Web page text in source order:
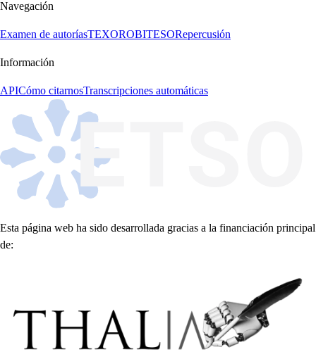
Navegación
Examen de autoríasTEXOROBITESORepercusión
Información
APICómo citarnosTranscripciones automáticas
Esta página web ha sido desarrollada gracias a la financiación principal
de: